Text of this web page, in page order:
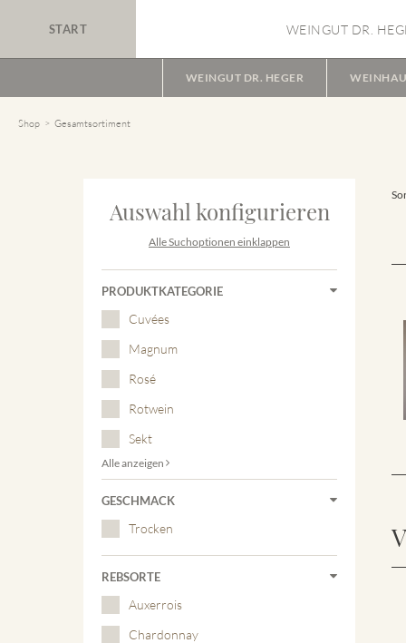
START WEINGUT DR.
WEINGUT DR. HEGER
Shop Gesamtsortiment
Auswahl konfigurieren
Alle Suchoptionen einklappen
PRODUKTKATEGORIE
Cuvées
Magnum
Rosé
Rotwein
Sekt
Alle anzeigen
GESCHMACK
Trocken
REBSORTE
Auxerrois
Chardonnay